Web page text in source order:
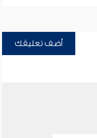
أضف تعليقك